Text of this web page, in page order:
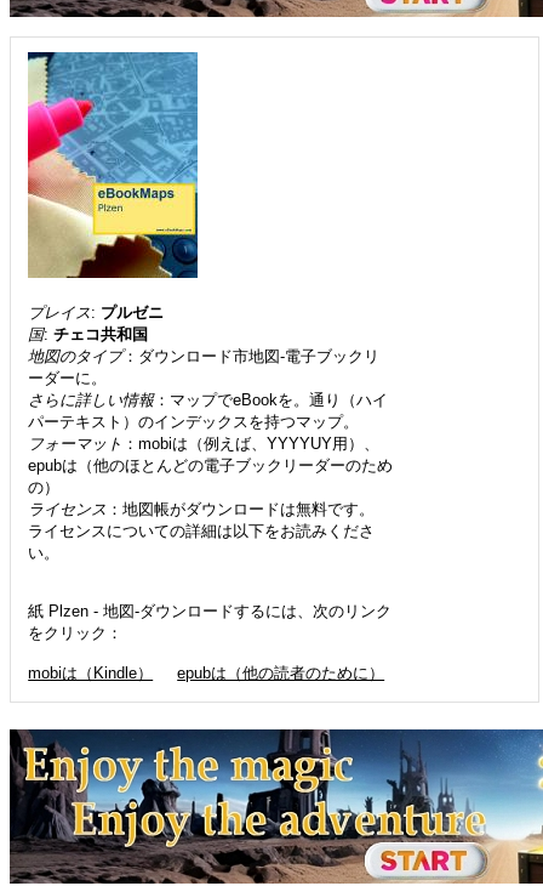
プレイス: プルゼニ
国:チェコ共和国
地図のタイプ：ダウンロード市地図-電子ブックリ
ーダーに。
さらに詳しい情報：マップでeBookを。通り（ハイ
パーテキスト）のインデックスを持つマップ。
フォーマット ：mobiは（例えば、YYYYUY用）、
epubは（他のほとんどの電子ブックリーダーのため
の）
ライセンス ：地図帳がダウンロードは無料です。
ライセンスについての詳細は以下をお読みくださ
い。
紙 Plzen - 地図-ダウンロードするには、次のリンク
をクリック：
mobiは（Kindle） epubは（他の読者のために）